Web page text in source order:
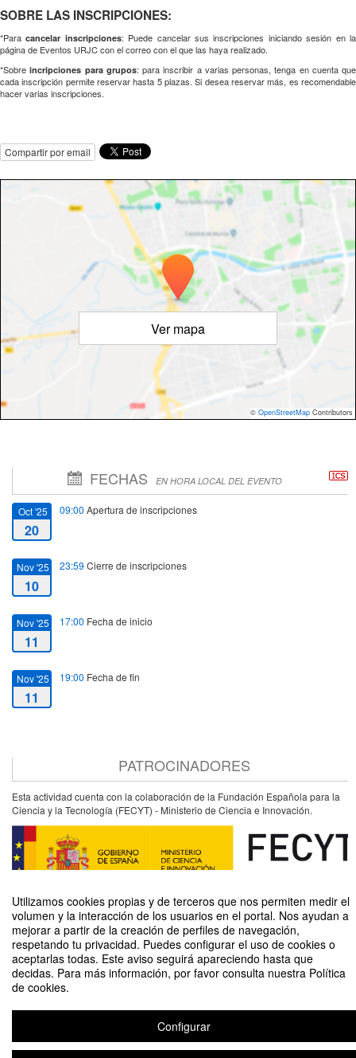
Utilizamos cookies propias y de terceros que nos permiten medir el
volumen y la interacción de los usuarios en el portal. Nos ayudan a
mejorar a partir de la creación de perfiles de navegación,
respetando tu privacidad. Puedes configurar el uso de cookies o
aceptarlas todas. Este aviso seguirá apareciendo hasta que
decidas. Para más información, por favor consulta nuestra Política
de cookies.
Configurar
SOBRE LAS INSCRIPCIONES:
*Para cancelar inscripciones: Puede cancelar sus inscripciones iniciando sesión en la
página de Eventos URJC con el correo con el que las haya realizado.
*Sobreincripciones para grupos: para inscribir a varias personas, tenga en cuenta que
cada inscripción permite reservar hasta 5 plazas. Si desea reservar más, es recomendable
hacer varias inscripciones.
Compartir por email
Ver mapa
© OpenStreetMap Contributors
FECHAS EN HORA LOCAL DEL EVENTO
Oct '25
20
09:00 Apertura de inscripciones
Nov '25
10
23:59 Cierre de inscripciones
Nov '25
11
17:00 Fecha de inicio
Nov '25
11
19:00 Fecha de fin
PATROCINADORES
Esta actividad cuenta con la colaboración de la Fundación Española para la
Ciencia y la Tecnología (FECYT) - Ministerio de Ciencia e Innovación.
Descubre cómo funcionan los motores de avión de cerca
Organizado por Unidad de Cultura Científica y de la Innovación (UCC+I)
Aviso legal|Contacto
Plataforma de organización de eventos Symposium
Copyright © 2026